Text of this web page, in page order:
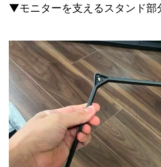
▼モニターを支えるスタンド部